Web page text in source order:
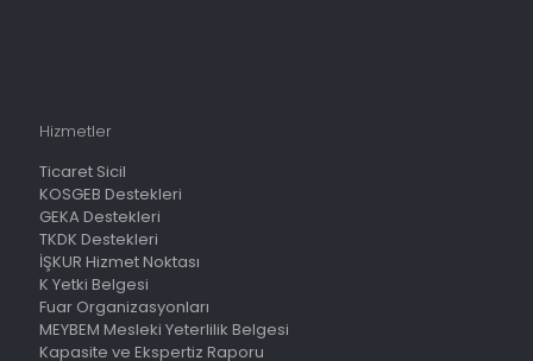
Hizmetler
Ticaret Sicil
KOSGEB Destekleri
GEKA Destekleri
TKDK Destekleri
İŞKUR Hizmet Noktası
K Yetki Belgesi
Fuar Organizasyonları
MEYBEM Mesleki Yeterlilik Belgesi
Kapasite ve Ekspertiz Raporu